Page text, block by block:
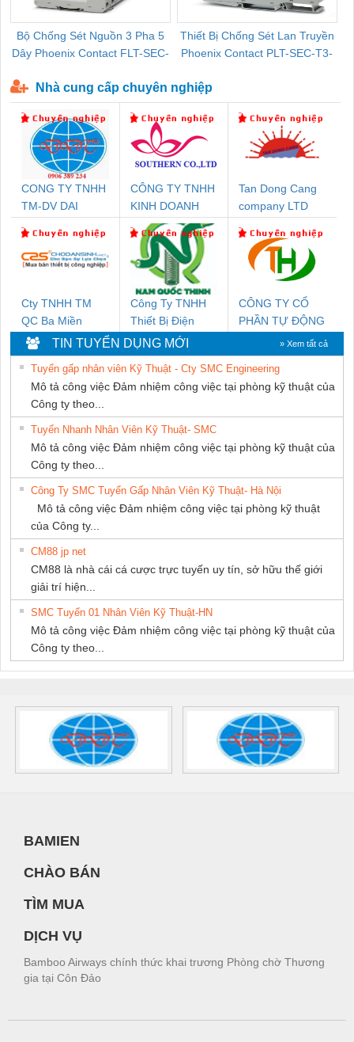
Bộ Chống Sét Nguồn 3 Pha 5
Dây Phoenix Contact FLT-SEC-
Thiết Bị Chống Sét Lan Truyền
Phoenix Contact PLT-SEC-T3-
Nhà cung cấp chuyên nghiệp
CONG TY TNHH
TM-DV DAI
CÔNG TY TNHH
KINH DOANH
DỊCH VỤ XNK
PHƯƠNG NAM
Tan Dong Cang
company LTD
Cty TNHH TM
QC Ba Miền
Công Ty TNHH
Thiết Bị Điện
Nam Quốc Thịnh
CÔNG TY CỔ
PHẦN TỰ ĐỘNG
TIẾN HƯNG
TIN TUYỂN DỤNG MỚI » Xem tất cả
Tuyển gấp nhân viên Kỹ Thuật - Cty SMC Engineering
Mô tả công việc Đảm nhiệm công việc tại phòng kỹ thuật của
Công ty theo...
Tuyển Nhanh Nhân Viên Kỹ Thuật- SMC
Mô tả công việc Đảm nhiệm công việc tại phòng kỹ thuật của
Công ty theo...
Công Ty SMC Tuyển Gấp Nhân Viên Kỹ Thuật- Hà Nội
Mô tả công việc Đảm nhiệm công việc tại phòng kỹ thuật
của Công ty...
CM88 jp net
CM88 là nhà cái cá cược trực tuyến uy tín, sở hữu thế giới
giải trí hiện...
SMC Tuyển 01 Nhân Viên Kỹ Thuật-HN
Mô tả công việc Đảm nhiệm công việc tại phòng kỹ thuật của
Công ty theo...
BAMIEN
CHÀO BÁN
TÌM MUA
DỊCH VỤ
Bamboo Airways chính thức khai trương Phòng chờ Thương
gia tại Côn Đảo